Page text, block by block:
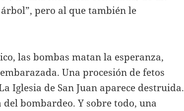
pero al que también le
las bombas matan la esperanza,
Una procesión de fetos
Iglesia de San Juan aparece destruida.
bombardeo. Y sobre todo, una